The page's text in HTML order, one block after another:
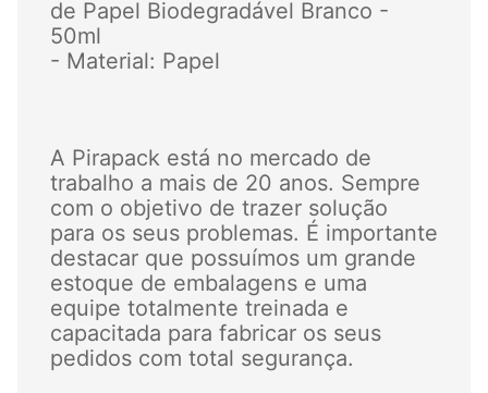
de Papel Biodegradável Branco -
50ml
- Material: Papel
A Pirapack está no mercado de
trabalho a mais de 20 anos. Sempre
com o objetivo de trazer solução
para os seus problemas. É importante
destacar que possuímos um grande
estoque de embalagens e uma
equipe totalmente treinada e
capacitada para fabricar os seus
pedidos com total segurança.